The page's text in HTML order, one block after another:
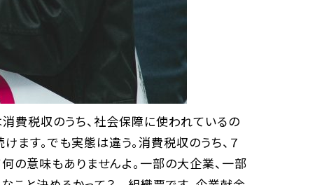
費税収のうち、社会保障に使われているの
ます。でも実態は違う。消費税収のうち、７
の意味もありませんよ。一部の大企業、一部